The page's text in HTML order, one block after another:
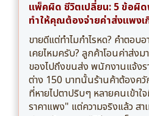
แพ็คผิด ชีวิตเปลี่ยน: 5 ข้อผิ
ทำให้คุณต้องจ่ายค่าส่งแพงเ
ขายดีแต่ทำไมกำไรหด? คำตอ
เคยไหมครับ? ลูกค้าโอนค่าส่ง
ของไปถึงขนส่ง พนักงานแจ้งร
ต่าง 150 บาทนั้นร้านค้าต้องควั
ที่หายไปตาปริบๆ หลายคนเข้า
ราคาแพง" แต่ความจริงแล้ว ส